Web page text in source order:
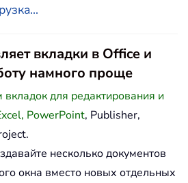
вкладки в Office и
намного проще
для редактирования и
PowerPoint, Publisher,
несколько документов
окна вместо новых отдельных